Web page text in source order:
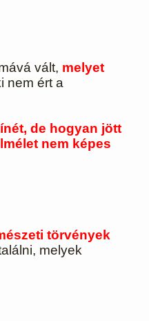
vált, melyet
nem ért a
de hogyan jött
nem képes
törvények
melyek